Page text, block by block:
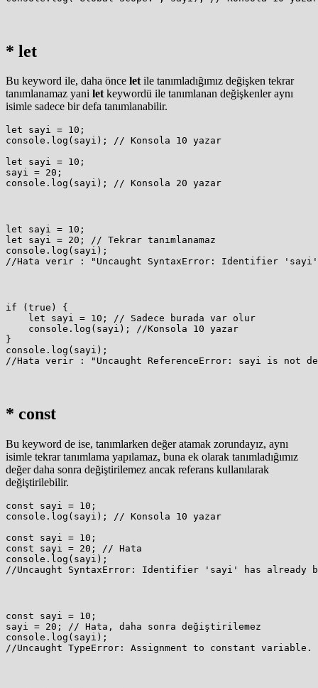
* let
Bu keyword ile, daha önce letile tanımladığımız değişken tekrar
tanımlanamaz yani letkeywordü ile tanımlanan değişkenler aynı
isimle sadece bir defa tanımlanabilir.
let sayi = 10;
console.log(sayi); // Konsola 10 yazar
let sayi = 10;
sayi = 20;
console.log(sayi); // Konsola 20 yazar
let sayi = 10;
let sayi = 20; // Tekrar tanımlanamaz
console.log(sayi);
//Hata verir : "Uncaught SyntaxError: Identifier 'sayi'
if (true) {
    let sayi = 10; // Sadece burada var olur
    console.log(sayi); //Konsola 10 yazar
}
console.log(sayi);
//Hata verir : "Uncaught ReferenceError: sayi is not
* const
Bu keyword de ise, tanımlarken değer atamak zorundayız, aynı
isimle tekrar tanımlama yapılamaz, buna ek olarak tanımladığımız
değer daha sonra değiştirilemez ancak referans kullanılarak
değiştirilebilir.
const sayi = 10;
console.log(sayi); // Konsola 10 yazar
const sayi = 10;
const sayi = 20; // Hata
console.log(sayi);
//Uncaught SyntaxError: Identifier 'sayi' has already
const sayi = 10;
sayi = 20; // Hata, daha sonra değiştirilemez
console.log(sayi);
//Uncaught TypeError: Assignment to constant variable.